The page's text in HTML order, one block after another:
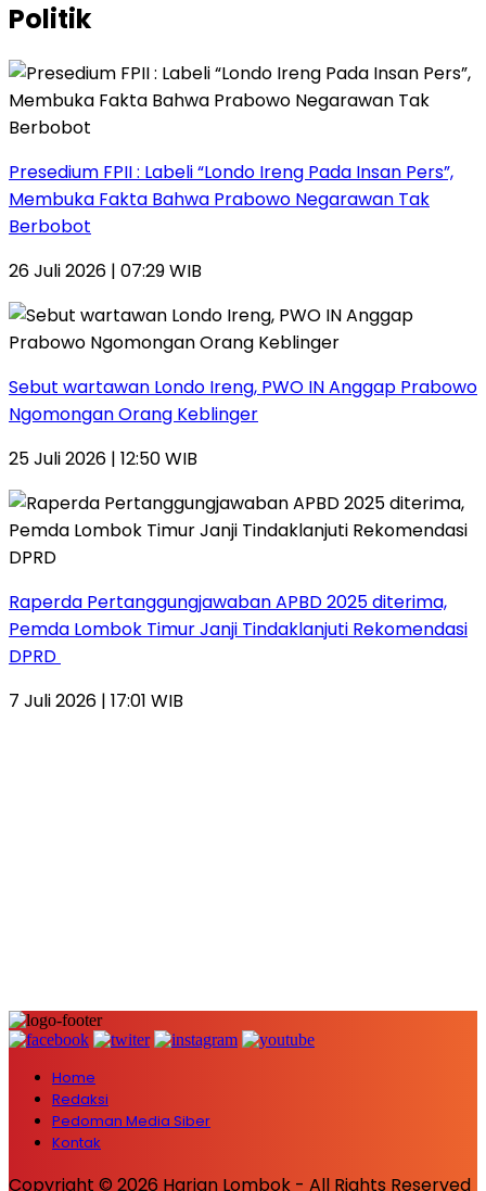
Politik
Presedium FPII : Labeli “Londo Ireng Pada Insan Pers”,
Membuka Fakta Bahwa Prabowo Negarawan Tak
Berbobot
26 Juli 2026 | 07:29 WIB
Sebut wartawan Londo Ireng, PWO IN Anggap Prabowo
Ngomongan Orang Keblinger
25 Juli 2026 | 12:50 WIB
Raperda Pertanggungjawaban APBD 2025 diterima,
Pemda Lombok Timur Janji Tindaklanjuti Rekomendasi
DPRD
7 Juli 2026 | 17:01 WIB
Home
Redaksi
Pedoman Media Siber
Kontak
Copyright © 2026 Harian Lombok - All Rights Reserved